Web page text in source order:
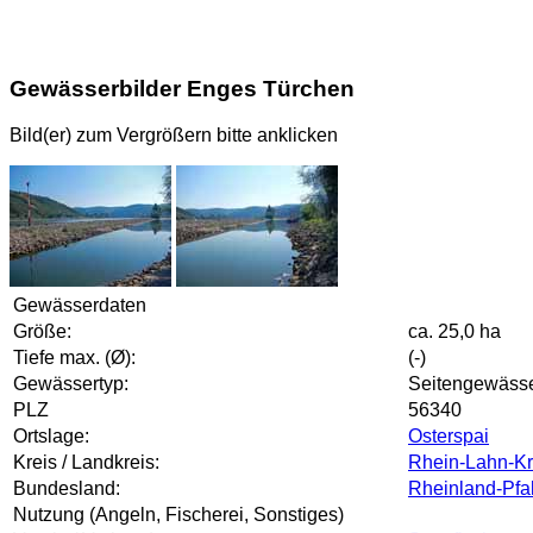
Gewässerbilder Enges Türchen
Bild(er) zum Vergrößern bitte anklicken
Gewässerdaten
Größe:
ca. 25,0 ha
Tiefe max. (Ø):
(-)
Gewässertyp:
PLZ
56340
Ortslage:
Osterspai
Kreis / Landkreis:
Rhein-Lahn-
Bundesland:
Rheinland-
Nutzung (Angeln, Fischerei, Sonstiges)